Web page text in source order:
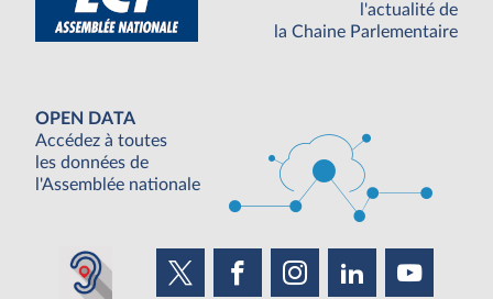
l'actualité de
la Chaine Parlementaire
OPEN DATA
Accédez à toutes
les données de
l'Assemblée nationale